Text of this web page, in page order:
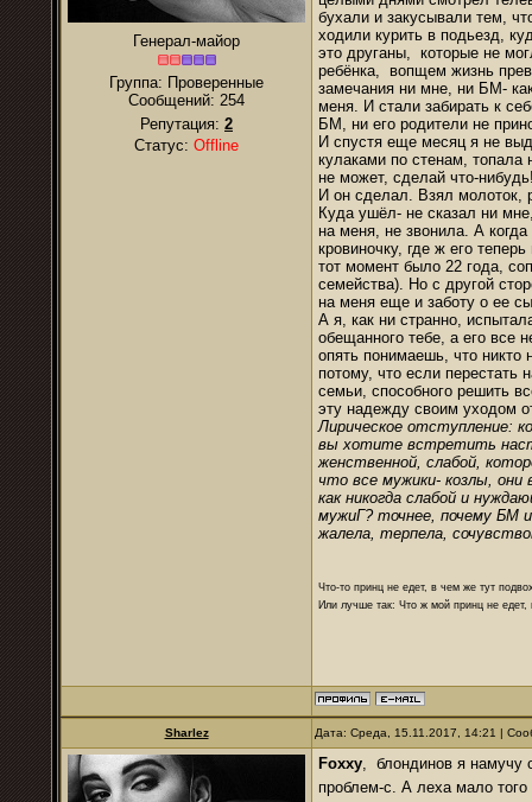
Генерал-майор
Группа: Проверенные
Сообщений: 254
Репутация: 2
Статус: Offline
бухали и закусывали тем,
ходили курить в подьезд,
это друганы, которые не
ребёнка, вопщем жизнь
замечания ни мне, ни БМ-
меня. И стали забирать к
БМ, ни его родители не
И спустя еще месяц я не
кулаками по стенам, топала
не может, сделай что-
И он сделал. Взял молоток,
Куда ушёл- не сказал ни
на меня, не звонила. А
кровиночку, где ж его
тот момент было 22 года,
семейства). Но с другой
на меня еще и заботу о ее
А я, как ни странно,
обещанного тебе, а его
опять понимаешь, что
потому, что если перестать
семьи, способного решить
эту надежду своим уходом
Лирическое отступление:
вы хотите встретить
женственной, слабой,
что все мужики- козлы,
как никогда слабой и
мужиГ? точнее, почему БМ
жалела, терпела,
Что-то принц не едет, в чем же тут
Или лучше так: Что ж мой принц не едет,
Sharlez Дата: Среда, 15.11.2017, 14:21 |
Foxxy, блондинов я намучу
проблем-с. А леха мало